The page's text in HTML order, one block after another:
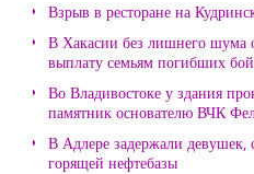
Взрыв в ресторане на
В Хакасии без лишнего
выплату семьям погибших
Во Владивостоке у здания
памятник основателю ВЧК
В Адлере задержали
горящей нефтебазы